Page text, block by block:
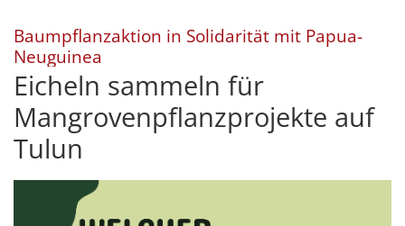
Baumpflanzaktion in Solidarität mit Papua-
Neuguinea
Eicheln sammeln für
Mangrovenpflanzprojekte auf
Tulun